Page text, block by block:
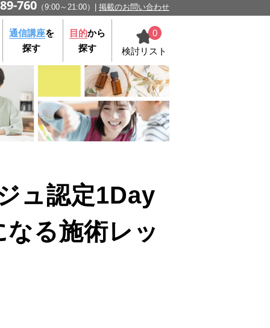
760 （9:00～21:00） 掲載のお問い合わせ
通信講座を
探す
目的から
探す
0
検討リスト
る施術レッ